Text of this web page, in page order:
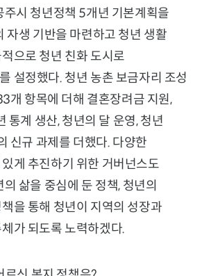
주시 청년정책 5개년 기본계획을
자생 기반을 마련하고 청년 생활
으로 청년 친화 도시로
설정했다. 청년 농촌 보금자리 조성
개 항목에 더해 결혼장려금 지원,
통계 생산, 청년의 달 운영, 청년
신규 과제를 더했다. 다양한
게 추진하기 위한 거버넌스도
삶을 중심에 둔 정책, 청년의
을 통해 청년이 지역의 성장과
가 되도록 노력하겠다.